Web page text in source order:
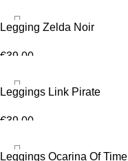
Legging Zelda Noir
€39.00
Leggings Link Pirate
€39.00
Leggings Ocarina Of Time